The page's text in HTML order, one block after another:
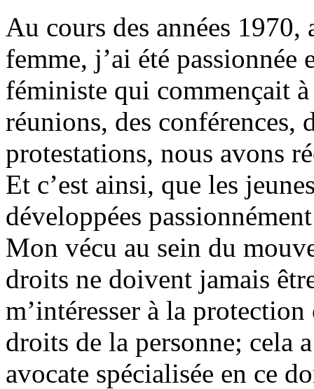
Au cours des années 1970,
femme, j’ai été
féministe qui commençait à
réunions, des conférences,
protestations, nous avons
Et c’est ainsi, que les
développées
Mon vécu au sein du
droits ne doivent jamais
m’intéresser à la
droits de la personne; cela
avocate spécialisée en ce